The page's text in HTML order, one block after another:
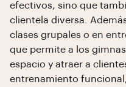
efectivos, sino que
clientela diversa.
clases grupales o en
que permite a los
espacio y atraer a
entrenamiento